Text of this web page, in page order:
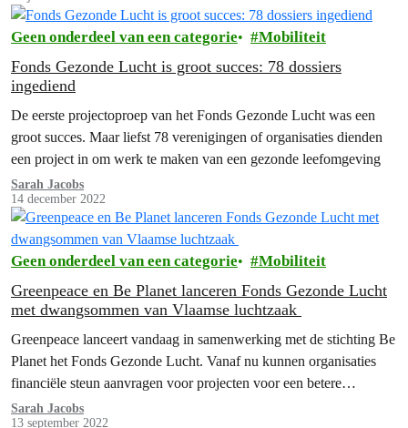
Geen onderdeel van een categorie Mobiliteit
Fonds Gezonde Lucht is groot succes: 78 dossiers
ingediend
De eerste projectoproep van het Fonds Gezonde Lucht was een
groot succes. Maar liefst 78 verenigingen of organisaties dienden
een project in om werk te maken van een gezonde leefomgeving
Sarah Jacobs
14 december 2022
Geen onderdeel van een categorie Mobiliteit
Greenpeace en Be Planet lanceren Fonds Gezonde Lucht
met dwangsommen van Vlaamse luchtzaak
Greenpeace lanceert vandaag in samenwerking met de stichting Be
Planet het Fonds Gezonde Lucht. Vanaf nu kunnen organisaties
financiële steun aanvragen voor projecten voor een betere
luchtkwaliteit en een gezondere leefomgeving in Vlaanderen. Het
Sarah Jacobs
13 september 2022